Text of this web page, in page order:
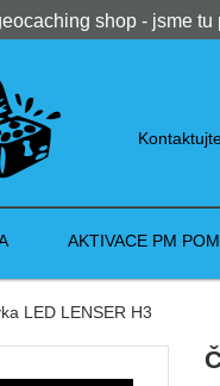
shop - jsme tu
AKTIVACE PM
LED LENSER H3